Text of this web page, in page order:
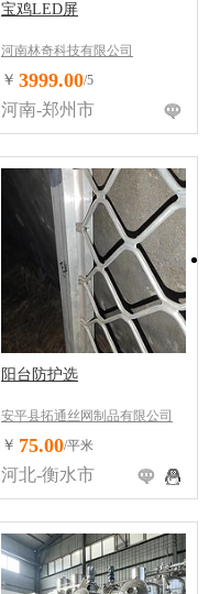
宝鸡LED屏
河南林奇科技有限公司
￥ 3999.00/5
河南-郑州市
阳台防护选
安平县拓通丝网制品有限公司
￥ 75.00/平米
河北-衡水市